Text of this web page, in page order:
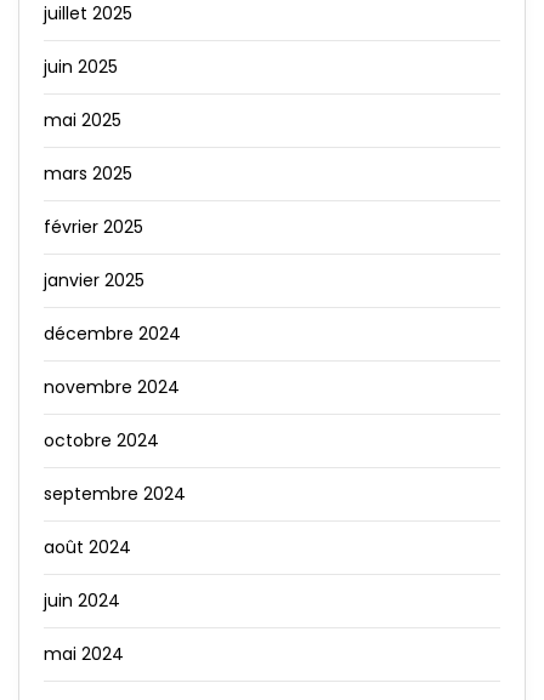
juillet 2025
juin 2025
mai 2025
mars 2025
février 2025
janvier 2025
décembre 2024
novembre 2024
octobre 2024
septembre 2024
août 2024
juin 2024
mai 2024